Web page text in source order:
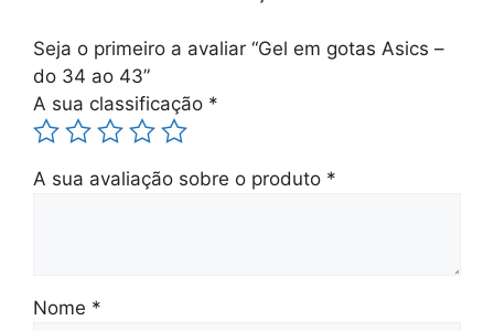
Seja o primeiro a avaliar “Gel em gotas Asics –
do 34 ao 43”
A sua classificação *
A sua avaliação sobre o produto *
Nome *